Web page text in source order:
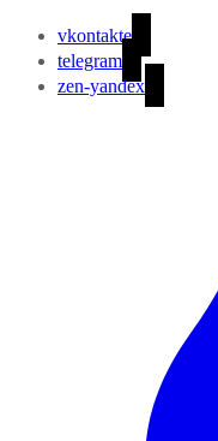
vkontakte
telegram
zen-yandex